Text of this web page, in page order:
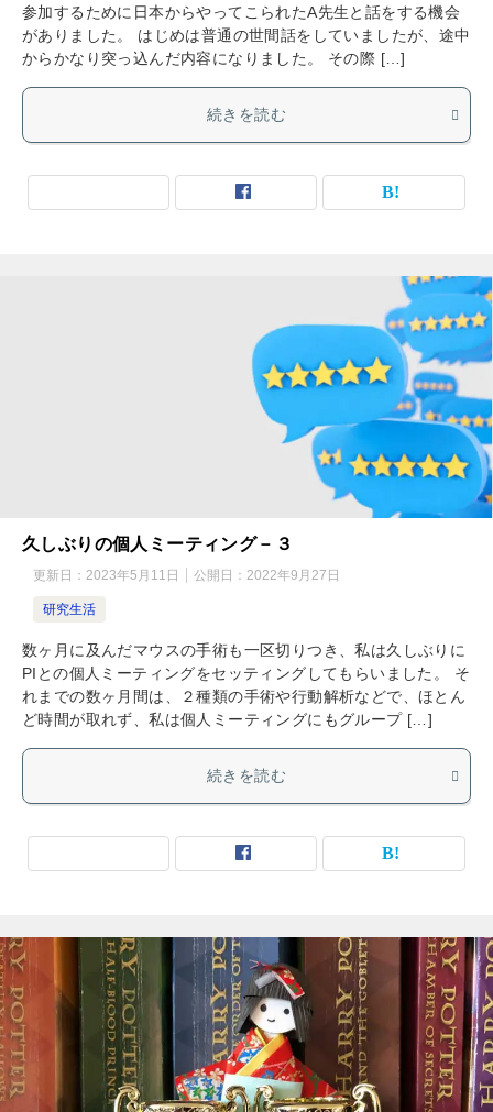
参加するために日本からやってこられたA先生と話をする機会
がありました。 はじめは普通の世間話をしていましたが、途中
からかなり突っ込んだ内容になりました。 その際 […]
続きを読む
久しぶりの個人ミーティング－３
更新日： 2023年5月11日 公開日： 2022年9月27日
研究生活
数ヶ月に及んだマウスの手術も一区切りつき、私は久しぶりに
PIとの個人ミーティングをセッティングしてもらいました。 そ
れまでの数ヶ月間は、２種類の手術や行動解析などで、ほとん
ど時間が取れず、私は個人ミーティングにもグループ […]
続きを読む